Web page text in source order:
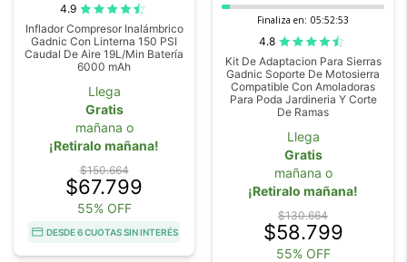
4.9
Inflador Compresor Inalámbrico
Gadnic Con Linterna 150 PSI
Caudal De Aire 19L/Min Batería
6000 mAh
Llega
Gratis
mañana o
¡Retiralo mañana!
$150.664
$67.799
55% OFF
DESDE 6 CUOTAS SIN INTERÉS
Finaliza en: 05:52:52
4.8
Kit De Adaptacion Para Sierras
Gadnic Soporte De Motosierra
Compatible Con Amoladoras
Para Poda Jardineria Y Corte
De Ramas
Llega
Gratis
mañana o
¡Retiralo mañana!
$130.664
$58.799
55% OFF